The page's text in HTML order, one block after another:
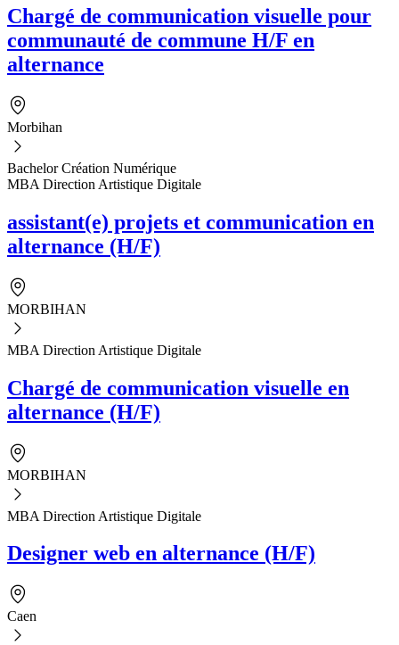
Chargé de communication visuelle pour
communauté de commune H/F en
alternance
Morbihan
Bachelor Création Numérique
MBA Direction Artistique Digitale
assistant(e) projets et communication en
alternance (H/F)
MORBIHAN
MBA Direction Artistique Digitale
Chargé de communication visuelle en
alternance (H/F)
MORBIHAN
MBA Direction Artistique Digitale
Designer web en alternance (H/F)
Caen